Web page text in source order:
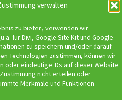
verwalten
zu bieten, verwenden wir
für Divi, Google Site Kit und Google
zu speichern und/oder darauf
Technologien zustimmen, können wir
oder eindeutige IDs auf dieser Website
nicht erteilen oder
Merkmale und Funktionen
Hannover >
Übersicht
Trainerliste >
Berlin >
Hannover >